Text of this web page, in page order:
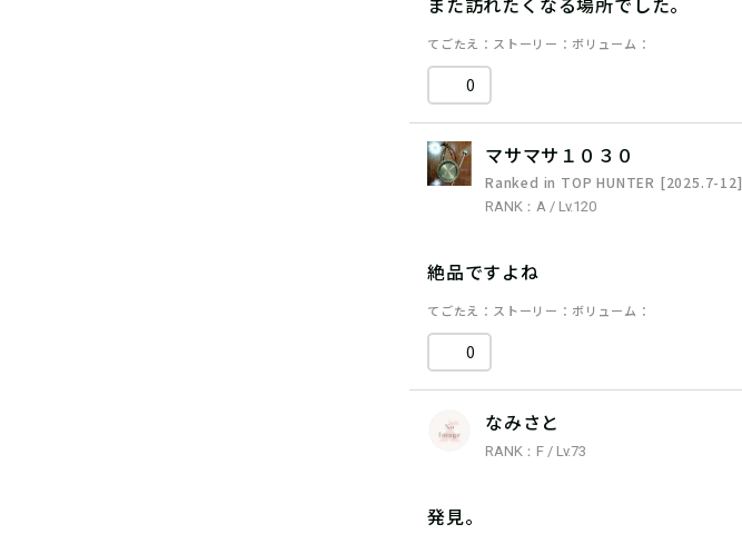
てごたえ ストーリー ボリューム
0
マサマサ１０３０
Ranked in TOP HUNTER [2025.7-12]
RANK：A / Lv.120
絶品ですよね
てごたえ ストーリー ボリューム
0
なみさと
RANK：F / Lv.73
発見。